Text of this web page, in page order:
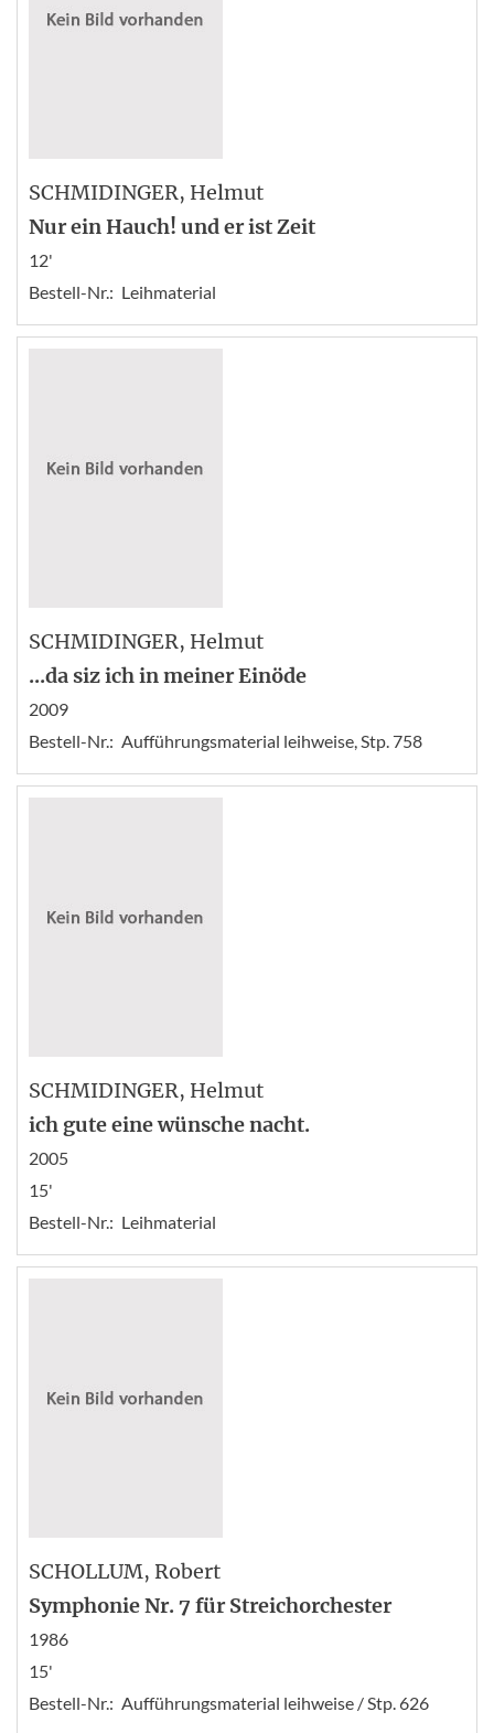
SCHMIDINGER, Helmut
Nur ein Hauch! und er ist Zeit
12'
Bestell-Nr.: Leihmaterial
SCHMIDINGER, Helmut
...da siz ich in meiner Einöde
2009
Bestell-Nr.: Aufführungsmaterial leihweise, Stp. 758
SCHMIDINGER, Helmut
ich gute eine wünsche nacht.
2005
15'
Bestell-Nr.: Leihmaterial
SCHOLLUM, Robert
Symphonie Nr. 7 für Streichorchester
1986
15'
Bestell-Nr.: Aufführungsmaterial leihweise / Stp. 626